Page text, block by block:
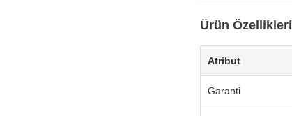
Ürün Özellikleri
Atribut
Garanti